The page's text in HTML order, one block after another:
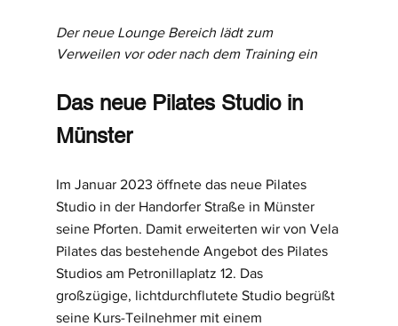
Der neue Lounge Bereich lädt zum
Verweilen vor oder nach dem Training ein
Das neue Pilates Studio in
Münster
Im Januar 2023 öffnete das neue Pilates
Studio in der Handorfer Straße in Münster
seine Pforten. Damit erweiterten wir von Vela
Pilates das bestehende Angebot des Pilates
Studios am Petronillaplatz 12. Das
großzügige, lichtdurchflutete Studio begrüßt
seine Kurs-Teilnehmer mit einem